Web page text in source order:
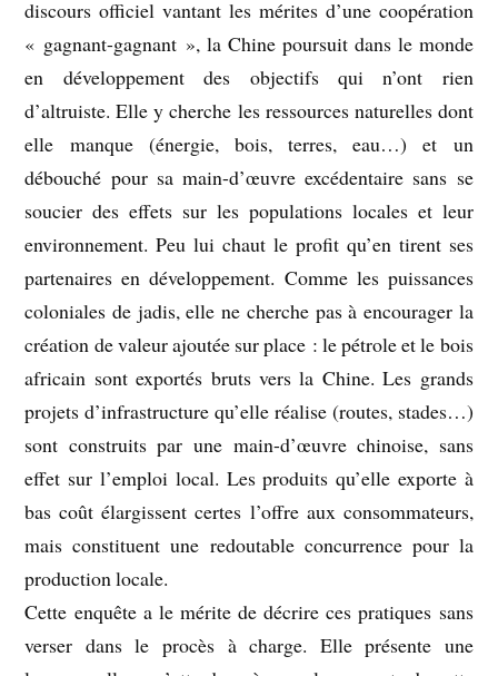
discours officiel vantant les mérites d’une coopération
« gagnant-gagnant », la Chine poursuit dans le monde
en développement des objectifs qui n’ont rien
d’altruiste. Elle y cherche les ressources naturelles dont
elle manque (énergie, bois, terres, eau…) et un
débouché pour sa main-d’œuvre excédentaire sans se
soucier des effets sur les populations locales et leur
environnement. Peu lui chaut le profit qu’en tirent ses
partenaires en développement. Comme les puissances
coloniales de jadis, elle ne cherche pas à encourager la
création de valeur ajoutée sur place : le pétrole et le bois
africain sont exportés bruts vers la Chine. Les grands
projets d’infrastructure qu’elle réalise (routes, stades…)
sont construits par une main-d’œuvre chinoise, sans
effet sur l’emploi local. Les produits qu’elle exporte à
bas coût élargissent certes l’offre aux consommateurs,
mais constituent une redoutable concurrence pour la
production locale.
Cette enquête a le mérite de décrire ces pratiques sans
verser dans le procès à charge. Elle présente une